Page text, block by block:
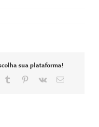
sua plataforma!
Tumblr Pinterest
Vk
E-